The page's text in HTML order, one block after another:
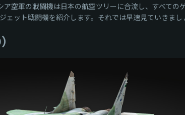
ア空軍の戦闘機は日本の航空ツリーに合流し、すべて
ェット戦闘機を紹介します。それでは早速見ていきまし